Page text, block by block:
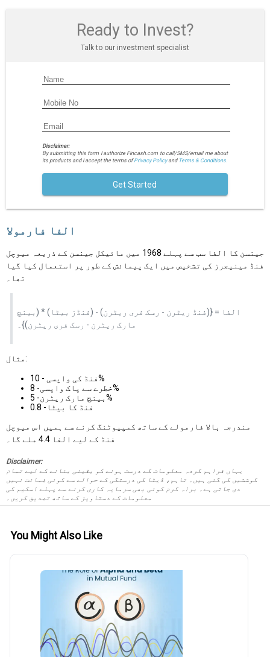
Ready to Invest?
Talk to our investment specialist
Disclaimer:
By submitting this form I authorize Fincash.com to call/SMS/email me about
its products and I accept the terms ofPrivacy Policyand Terms & Conditions.
Get Started
الفا فارمولا
جینسن کا الفا سب سے پہلے 1968 میں مائیکل جینسن کے ذریعہ میوچل
فنڈ مینیجرز کی تشخیص میں ایک پیمائش کے طور پر استعمال کیا گیا
تھا۔
الفا = {(فنڈ ریٹرن - رسک فری ریٹرن) - (فنڈز بیٹا) * (بینچ
مارک ریٹرن - رسک فری ریٹرن)}۔
مثال:
فنڈ کی واپسی - 10%
خطرے سے پاک واپسی- 8%
بینچ مارک ریٹرن- 5%
فنڈ کا بیٹا- 0.8
مندرجہ بالا فارمولے کے ساتھ کمپیوٹنگ کرنے سے ہمیں اس میوچل
فنڈ کے لیے الفا 4.4 ملے گا۔
Disclaimer:
یہاں فراہم کردہ معلومات کے درست ہونے کو یقینی بنانے کے لیے تمام
کوششیں کی گئی ہیں۔ تاہم، ڈیٹا کی درستگی کے حوالے سے کوئی ضمانت نہیں
دی جاتی ہے۔ براہ کرم کوئی بھی سرمایہ کاری کرنے سے پہلے اسکیم کی
معلومات کے دستاویز کے ساتھ تصدیق کریں۔
You Might Also Like